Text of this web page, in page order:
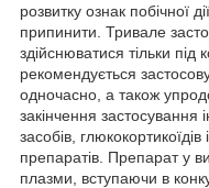
розвитку ознак побічної
припинити. Тривале
здійснюватися тільки
рекомендується
одночасно, а також
закінчення
засобів,
препаратів. Препарат у
плазми, вступаючи в